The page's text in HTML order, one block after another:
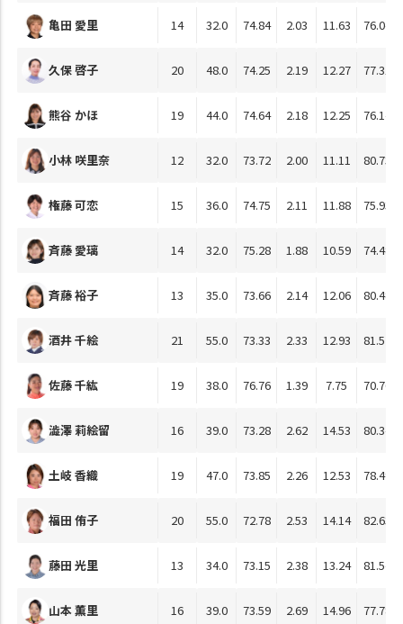
亀田 愛里 14 32.0 74.84 2.03 11.63 76.04
久保 啓子 20 48.0 74.25 2.19 12.27 77.31
熊谷 かほ 19 44.0 74.64 2.18 12.25 76.14
小林 咲里奈 12 32.0 73.72 2.00 11.11 80.73
権藤 可恋 15 36.0 74.75 2.11 11.88 75.93
斉藤 愛璃 14 32.0 75.28 1.88 10.59 74.48
斉藤 裕子 13 35.0 73.66 2.14 12.06 80.48
酒井 千絵 21 55.0 73.33 2.33 12.93 81.52
佐藤 千紘 19 38.0 76.76 1.39 7.75 70.76
澁澤 莉絵留 16 39.0 73.28 2.62 14.53 80.34
土岐 香織 19 47.0 73.85 2.26 12.53 78.49
福田 侑子 20 55.0 72.78 2.53 14.14 82.63
藤田 光里 13 34.0 73.15 2.38 13.24 81.54
山本 薫里 16 39.0 73.59 2.69 14.96 77.78